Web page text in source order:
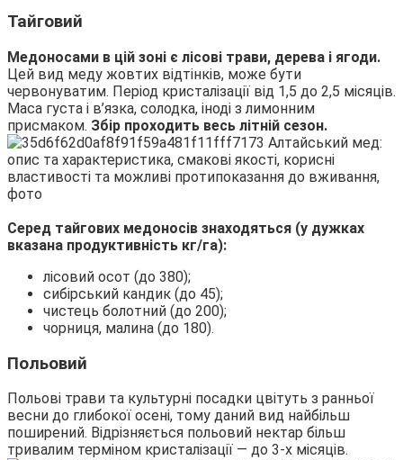
Тайговий
Медоносами в цій зоні є лісові трави, дерева і ягоди.
Цей вид меду жовтих відтінків, може бути
червонуватим. Період кристалізації від 1,5 до 2,5 місяців.
Маса густа і в’язка, солодка, іноді з лимонним
присмаком. Збір проходить весь літній сезон.
Серед тайгових медоносів знаходяться (у дужках
вказана продуктивність кг/га):
лісовий осот (до 380);
сибірський кандик (до 45);
чистець болотний (до 200);
чорниця, малина (до 180).
Польовий
Польові трави та культурні посадки цвітуть з ранньої
весни до глибокої осені, тому даний вид найбільш
поширений. Відрізняється польовий нектар більш
тривалим терміном кристалізації — до 3-х місяців.